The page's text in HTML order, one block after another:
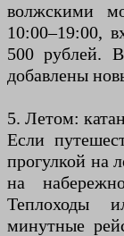
волжскими
10:00–19:00,
500 рублей.
добавлены
5. Летом:
Если
прогулкой на
на
Теплоходы
минутные